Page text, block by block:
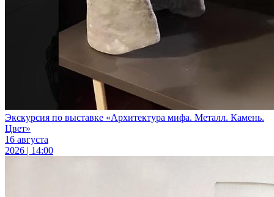
Экскурсия по выставке «Архитектура мифа. Металл. Камень.
Цвет»
16 августа
2026 | 14:00